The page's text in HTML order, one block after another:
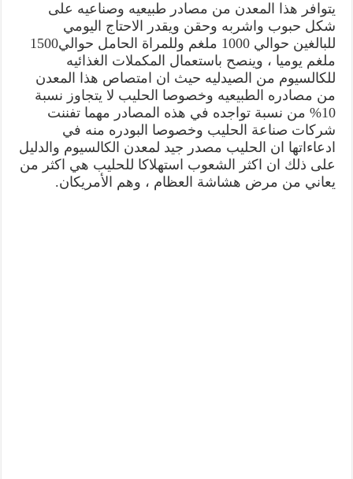
يتوافر هذا المعدن من مصادر طبيعيه وصناعيه على
شكل حبوب واشربه وحقن ويقدر الاحتاج اليومي
للبالغين حوالي 1000 ملغم وللمراة الحامل حوالي1500
ملغم يوميا ، وينصح باستعمال المكملات الغذائيه
للكالسيوم من الصيدليه حيث ان امتصاص هذا المعدن
من مصادره الطبيعيه وخصوصا الحليب لا يتجاوز نسبة
10% من نسبة تواجده في هذه المصادر مهما تفننت
شركات صناعة الحليب وخصوصا البودره منه في
ادعاءاتها ان الحليب مصدر جيد لمعدن الكالسيوم والدليل
على ذلك ان اكثر الشعوب استهلاكا للحليب هي اكثر من
يعاني من مرض هشاشة العظام ، وهم الأمريكان.